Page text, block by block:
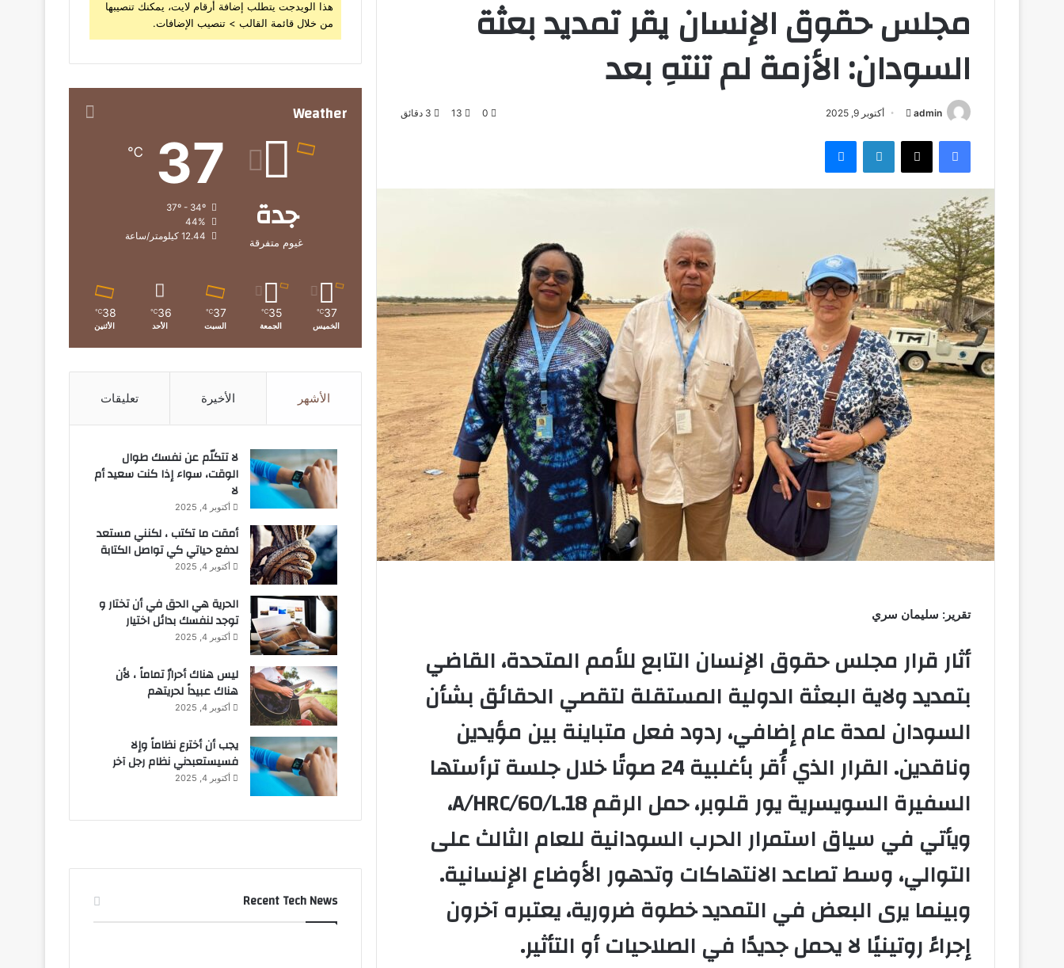
مجلس حقوق الإنسان يقر تمديد بعثة
السودان: الأزمة لم تنتهِ بعد
admin
ل
ب
د
ا
إ
ل
ك
ت
ر
و
ن
ي
ا
أكتوبر 9, 2025 0
13
فيسبوك لينكدإن
تقرير: سليمان سري
أثار قرار مجلس حقوق الإنسان التابع للأمم المتحدة، القاضي
بتمديد ولاية البعثة الدولية المستقلة لتقصي الحقائق بشأن
السودان لمدة عام إضافي، ردود فعل متباينة بين مؤيدين
وناقدين. القرار الذي أُقر بأغلبية 24 صوتًا خلال جلسة ترأستها
السفيرة السويسرية يور قلوبر، حمل الرقم A/HRC/60/L.18،
ويأتي في سياق استمرار الحرب السودانية للعام الثالث على
التوالي، وسط تصاعد الانتهاكات وتدهور الأوضاع الإنسانية.
وبينما يرى البعض في التمديد خطوة ضرورية، يعتبره آخرون
إجراءً روتينيًا لا يحمل جديدًا في الصلاحيات أو التأثير.
هذا الويدجت يتطلب إضافة أرقام لايت، يمكنك تنصيبها
من خلال قائمة القالب > تنصيب الإضافات.
Weather
جدة
غيوم متفرقة
37
℃
37º - 34º
44%
12.44 كيلومتر/ساعة
37
℃
الخميس
35
℃
الجمعة
37
℃
السبت
36
℃
الأحد
38
℃
الأثنين
الأشهر الأخيرة تعليقات
لا تتكلّم عن نفسك طوال
الوقت، سواء إذا كنت سعيد أم
لا
أكتوبر 4, 2025
أمقت ما تكتب ، لكنني مستعد
لدفع حياتي كي تواصل الكتابة
أكتوبر 4, 2025
الحرية هي الحق في أن تختار و
توجد لنفسك بدائل اختيار
أكتوبر 4, 2025
ليس هناك أحرارٌ تماماً ، لأن
هناك عبيداً لحريتهم
أكتوبر 4, 2025
يجب أن أخترع نظاماً وإلا
فسيستعبدني نظام رجل آخر
أكتوبر 4, 2025
Recent Tech News